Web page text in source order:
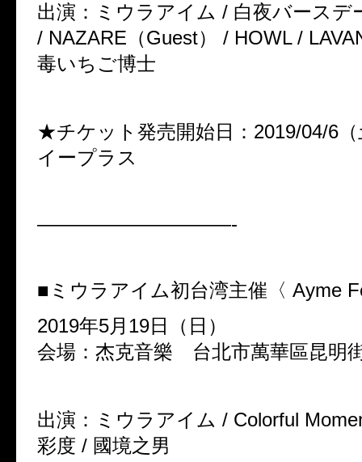
出演：ミウラアイム / 白夜バースデ
/ NAZARE（Guest） / HOWL /
毒いちご博士
★チケット発売開始日：2019/04/6（
イープラス
——————————-
■ミウラアイム初台湾主催〈 Ayme
2019年5月19日（日）
会場：杰克音樂 台北市萬華區昆明
出演：ミウラアイム / Colorful
彩度 / 國境之男